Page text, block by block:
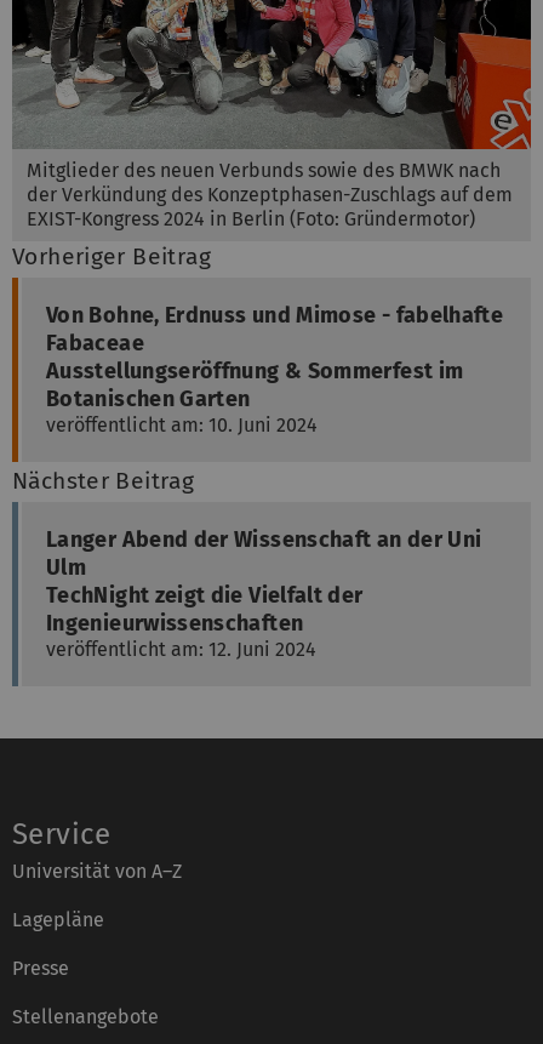
Mitglieder des neuen Verbunds sowie des BMWK nach
der Verkündung des Konzeptphasen-Zuschlags auf dem
EXIST-Kongress 2024 in Berlin (Foto: Gründermotor)
Vorheriger Beitrag
Von Bohne, Erdnuss und Mimose - fabelhafte
Fabaceae
Ausstellungseröffnung & Sommerfest im
Botanischen Garten
veröffentlicht am: 10. Juni 2024
Nächster Beitrag
Langer Abend der Wissenschaft an der Uni
Ulm
TechNight zeigt die Vielfalt der
Ingenieurwissenschaften
veröffentlicht am: 12. Juni 2024
Service
Universität von A–Z
Lagepläne
Presse
Stellenangebote